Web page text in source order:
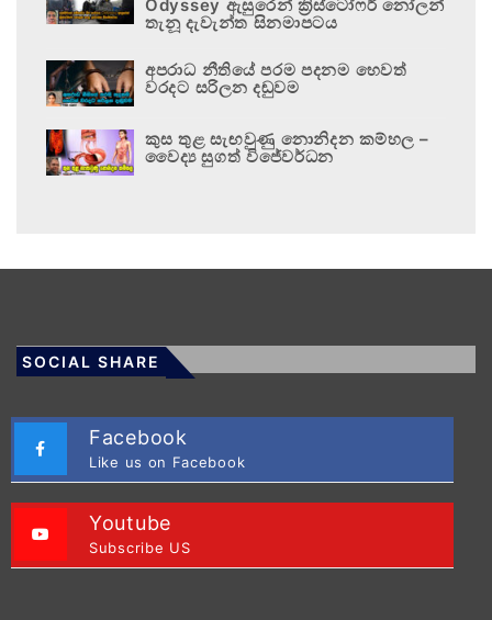
Odyssey ඇසුරෙන් ක්‍රිස්ටෝෆර් නෝලන්
තැනූ දැවැන්ත සිනමාපටය
අපරාධ නීතියේ පරම පදනම හෙවත්
වරදට සරිලන දඬුවම
කුස තුළ සැඟවුණු නොනිදන කම්හල –
වෛද්‍ය සුගත් විජේවර්ධන
SOCIAL SHARE
Facebook
Like us on Facebook
Youtube
Subscribe US